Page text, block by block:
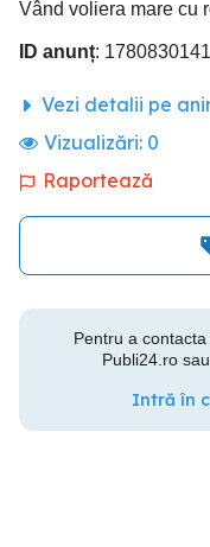
Vând voliera mare cu
ID anunț: 1780830141
Vezi detalii pe
Vizualizări: 0
Raportează
Pentru a
Publi24.ro
Intră în